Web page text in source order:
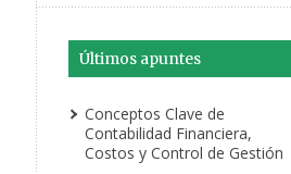
Últimos apuntes
Conceptos Clave de
Contabilidad Financiera,
Costos y Control de Gestión